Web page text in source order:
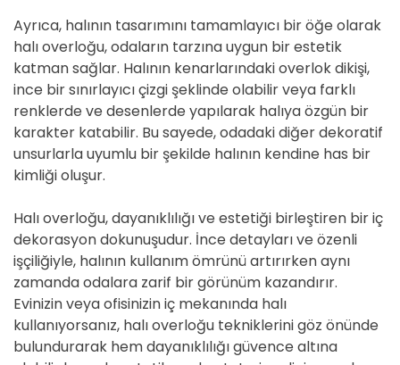
Ayrıca, halının tasarımını tamamlayıcı bir öğe olarak
halı overloğu, odaların tarzına uygun bir estetik
katman sağlar. Halının kenarlarındaki overlok dikişi,
ince bir sınırlayıcı çizgi şeklinde olabilir veya farklı
renklerde ve desenlerde yapılarak halıya özgün bir
karakter katabilir. Bu sayede, odadaki diğer dekoratif
unsurlarla uyumlu bir şekilde halının kendine has bir
kimliği oluşur.
Halı overloğu, dayanıklılığı ve estetiği birleştiren bir iç
dekorasyon dokunuşudur. İnce detayları ve özenli
işçiliğiyle, halının kullanım ömrünü artırırken aynı
zamanda odalara zarif bir görünüm kazandırır.
Evinizin veya ofisinizin iç mekanında halı
kullanıyorsanız, halı overloğu tekniklerini göz önünde
bulundurarak hem dayanıklılığı güvence altına